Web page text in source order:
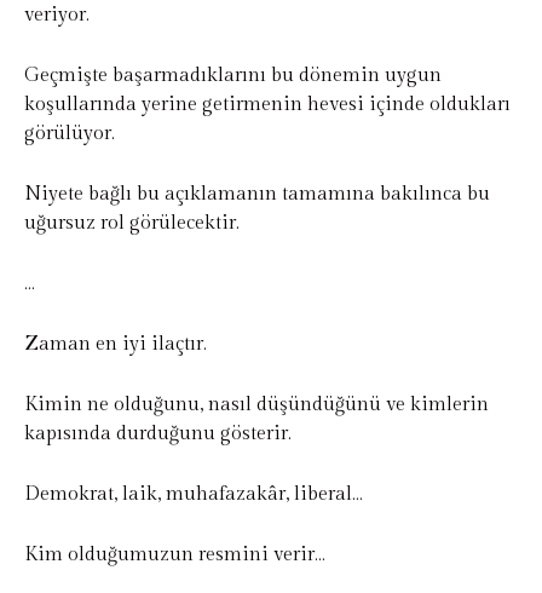
veriyor.
Geçmişte başarmadıklarını bu dönemin uygun
koşullarında yerine getirmenin hevesi içinde oldukları
görülüyor.
Niyete bağlı bu açıklamanın tamamına bakılınca bu
uğursuz rol görülecektir.
…
Zaman en iyi ilaçtır.
Kimin ne olduğunu, nasıl düşündüğünü ve kimlerin
kapısında durduğunu gösterir.
Demokrat, laik, muhafazakâr, liberal…
Kim olduğumuzun resmini verir…